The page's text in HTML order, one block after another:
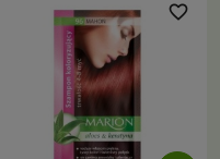
favorite_border